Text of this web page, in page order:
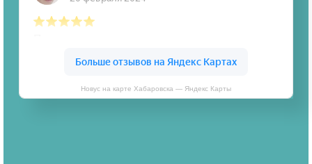
Новус на карте Хабаровска — Яндекс Карты